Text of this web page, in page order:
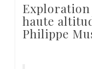
haute
Philippe